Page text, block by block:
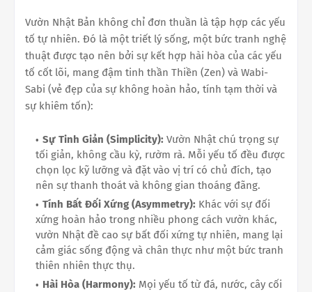
Vườn Nhật Bản không chỉ đơn thuần là tập hợp các yếu
tố tự nhiên. Đó là một triết lý sống, một bức tranh nghệ
thuật được tạo nên bởi sự kết hợp hài hòa của các yếu
tố cốt lõi, mang đậm tinh thần Thiền (Zen) và Wabi-
Sabi (vẻ đẹp của sự không hoàn hảo, tính tạm thời và
sự khiêm tốn):
Sự Tinh Giản (Simplicity): Vườn Nhật chú trọng sự
tối giản, không cầu kỳ, rườm rà. Mỗi yếu tố đều được
chọn lọc kỹ lưỡng và đặt vào vị trí có chủ đích, tạo
nên sự thanh thoát và không gian thoáng đãng.
Tính Bất Đối Xứng (Asymmetry): Khác với sự đối
xứng hoàn hảo trong nhiều phong cách vườn khác,
vườn Nhật đề cao sự bất đối xứng tự nhiên, mang lại
cảm giác sống động và chân thực như một bức tranh
thiên nhiên thực thụ.
Hài Hòa (Harmony): Mọi yếu tố từ đá, nước, cây cối